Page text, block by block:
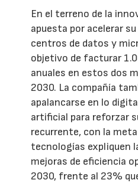
En el terreno de la
apuesta por acelerar
centros de datos y
objetivo de facturar
anuales en estos dos
2030. La compañía
apalancarse en lo
artificial para reforzar
recurrente, con la
tecnologías expliquen
mejoras de eficiencia
2030, frente al 23%